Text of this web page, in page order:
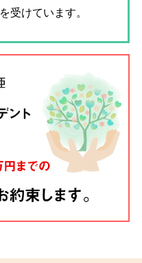
受けています。